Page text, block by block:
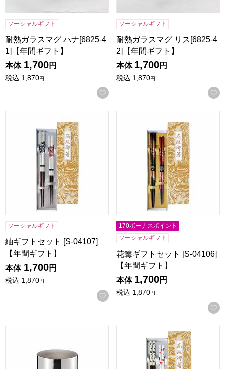
ソーシャルギフト
耐熱ガラスマグ ハナ[6825-4
1]【年間ギフト】
本体 1,700円
税込 1,870円
お気に入りに登録する
ソーシャルギフト
耐熱ガラスマグ リス[6825-4
2]【年間ギフト】
本体 1,700円
税込 1,870円
ソーシャルギフト
紬ギフトセット [S-04107]
【年間ギフト】
本体 1,700円
税込 1,870円
お気に入りに登録する
170ボーナスポイント
ソーシャルギフト
花篝ギフトセット [S-04106]
【年間ギフト】
本体 1,700円
税込 1,870円
マチコウバ燕三条 ステンレスカップ300ml [ME-7241]【年間
天丸陶華ギフトセット [S-